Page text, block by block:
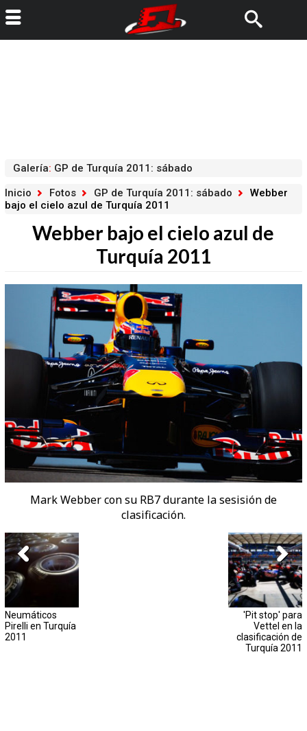
Galería: GP de Turquía 2011: sábado
Inicio
Fotos GP de Turquía 2011: sábado
Webber
bajo el cielo azul de Turquía 2011
Webber bajo el cielo azul de
Turquía 2011
Mark Webber con su RB7 durante la sesisión de
clasificación.
Neumáticos
Pirelli en Turquía
2011
'Pit stop' para
Vettel en la
clasificación de
Turquía 2011